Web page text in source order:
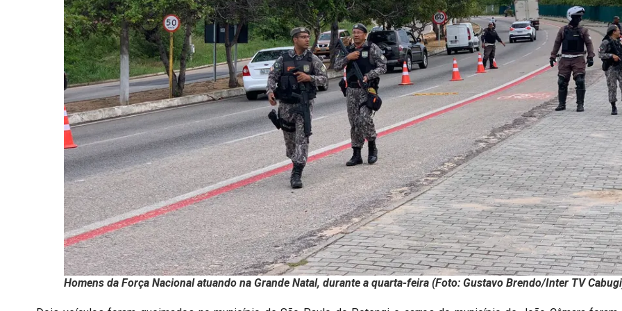
Homens da Força Nacional atuando na Grande Natal, durante a quarta-feira (Foto: Gustavo Brendo/Inter TV